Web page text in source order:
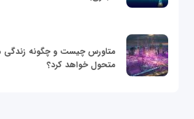
متاورس چیست و چگونه زندگی
متحول خواهد کرد؟